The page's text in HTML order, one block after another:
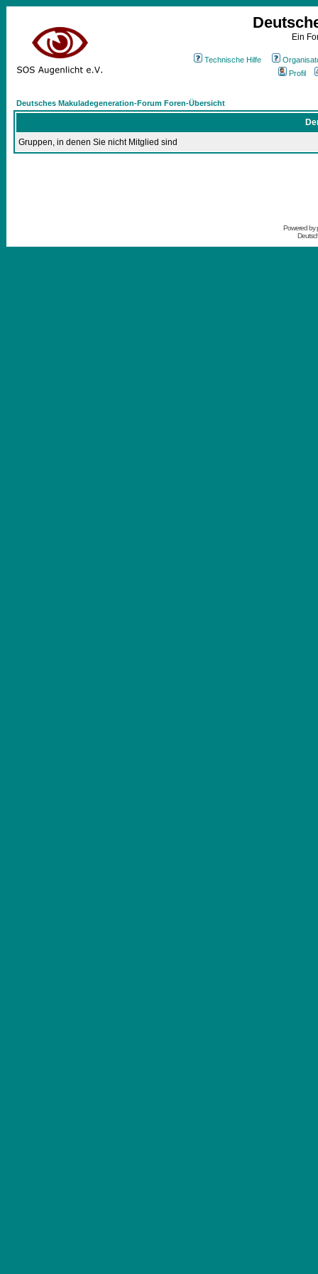
Ein
Technische Hilfe
Profil
Deutsches Makuladegeneration-Forum Foren-Übersicht
Gruppen, in denen Sie nicht Mitglied sind
Powered by